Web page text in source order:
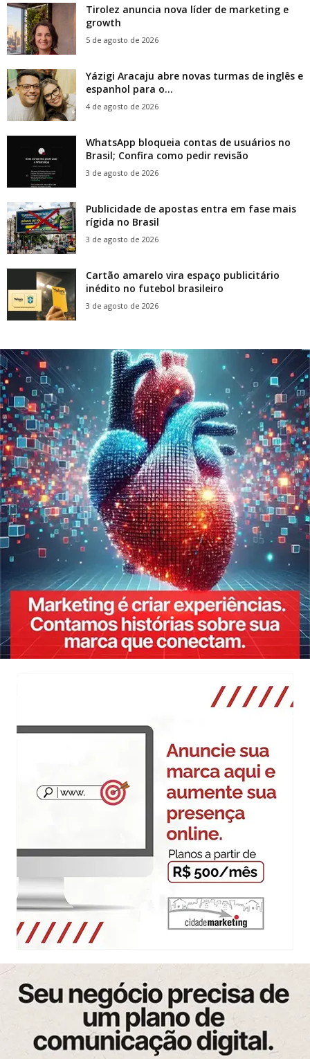
Tirolez anuncia nova líder de marketing e
growth
5 de agosto de 2026
Yázigi Aracaju abre novas turmas de inglês e
espanhol para o...
4 de agosto de 2026
WhatsApp bloqueia contas de usuários no
Brasil; Confira como pedir revisão
3 de agosto de 2026
Publicidade de apostas entra em fase mais
rígida no Brasil
3 de agosto de 2026
Cartão amarelo vira espaço publicitário
inédito no futebol brasileiro
3 de agosto de 2026